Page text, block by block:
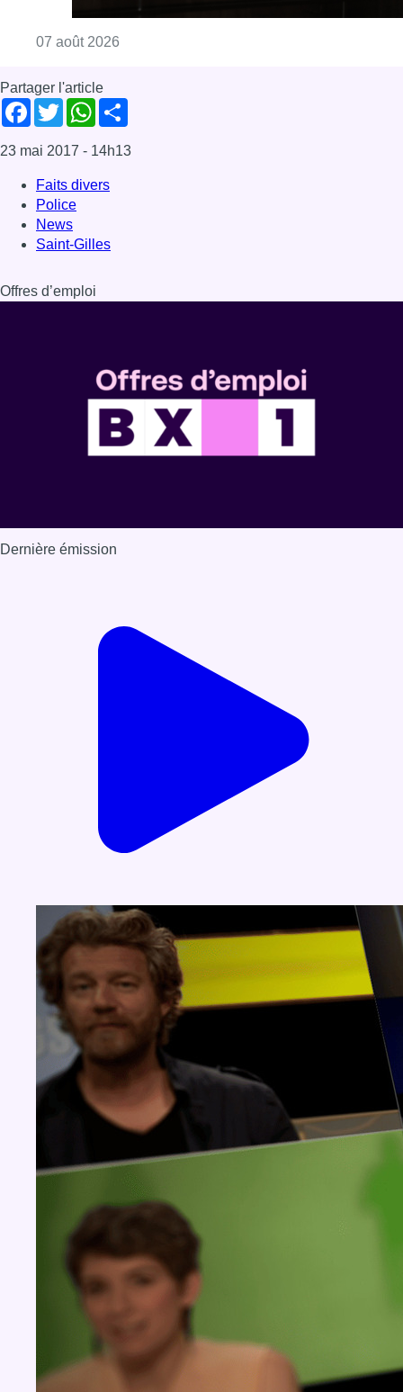
07 août 2026
Partager l'article
Facebook
TwitterWhatsApp
23 mai 2017 - 14h13
Faits divers
Police
News
Saint-Gilles
Offres d’emploi
Dernière émission